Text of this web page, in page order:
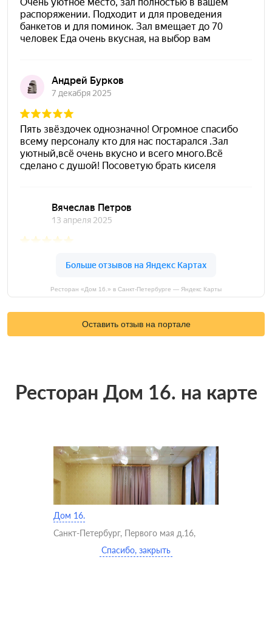
Ресторан «Дом 16.» в Санкт-Петербурге — Яндекс Карты
Оставить отзыв на портале
Ресторан Дом 16. на карте
Дом 16.
Санкт-Петербург, Первого мая д.16,
Спасибо, закрыть